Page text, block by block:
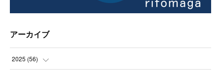
アーカイブ
2025 (56)